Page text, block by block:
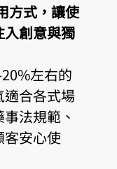
方式，讓使
入創意與獨
左右的
適合各式場
法規範、
客安心使